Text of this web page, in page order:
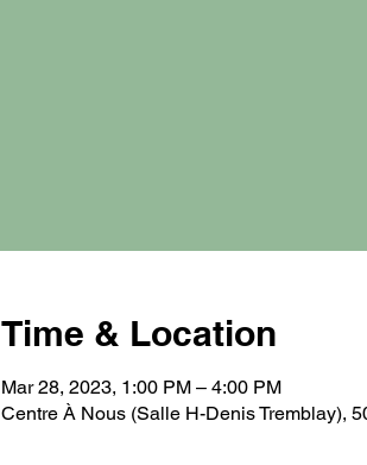
Time & Location
Mar 28, 2023, 1:00 PM – 4:00 PM
Centre À Nous (Salle H-Denis Tremblay),